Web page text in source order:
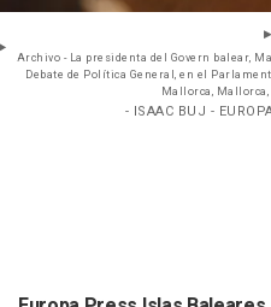
Archivo - La presidenta del Govern balear,
Debate de Política General, en el
Mallorca,
- ISAAC BUJ -